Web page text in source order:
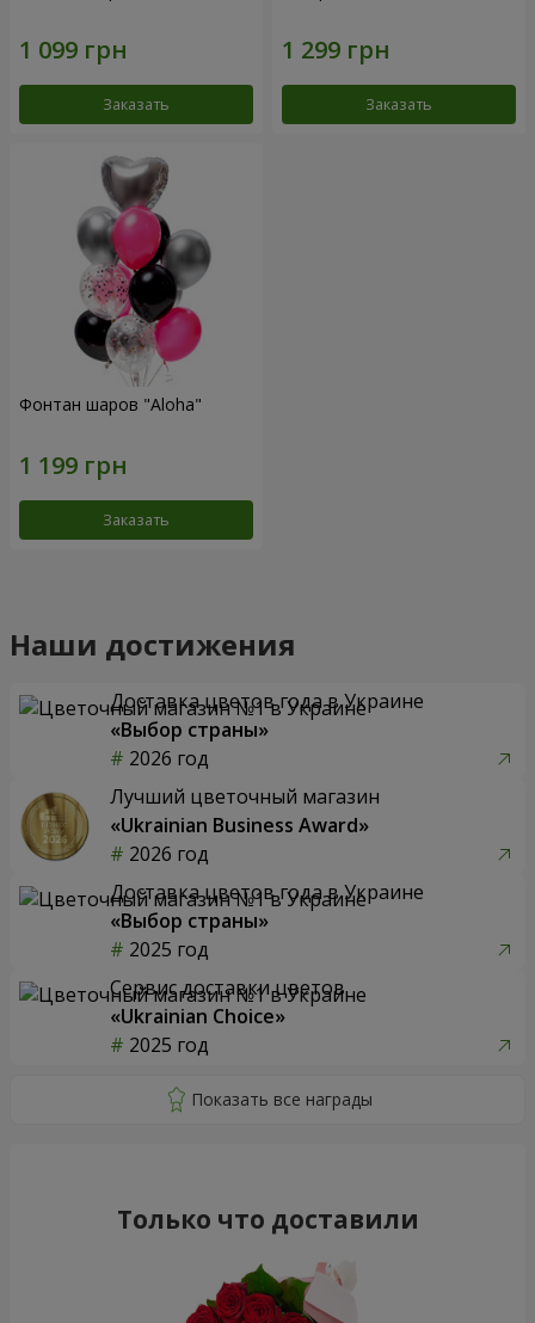
Заказать Заказать
Фонтан шаров "Aloha"
Заказать
Наши достижения
Доставка цветов года в Украине
«Выбор страны»
2026 год
Лучший цветочный магазин
«Ukrainian Business Award»
2026 год
Доставка цветов года в Украине
«Выбор страны»
2025 год
Сервис доставки цветов
«Ukrainian Choice»
2025 год
Только что доставили